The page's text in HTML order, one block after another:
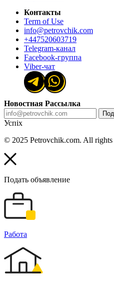
Контакты
Term of Use
info@petrovchik.com
+447520603719
Telegram-канал
Facebook-группа
Viber-чат
Новостная Рассылка
Успіх
© 2025 Petrovchik.com. All rights
Подать объявление
Работа